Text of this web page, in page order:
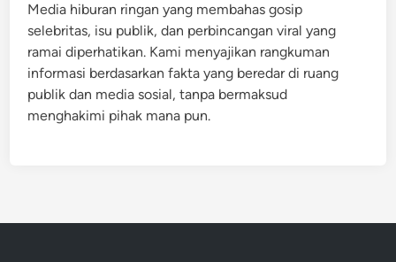
Media hiburan ringan yang membahas gosip
selebritas, isu publik, dan perbincangan viral yang
ramai diperhatikan. Kami menyajikan rangkuman
informasi berdasarkan fakta yang beredar di ruang
publik dan media sosial, tanpa bermaksud
menghakimi pihak mana pun.